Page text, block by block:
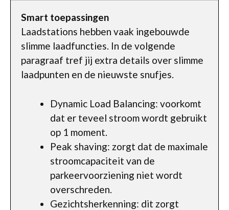
Smart toepassingen
Laadstations hebben vaak ingebouwde
slimme laadfuncties. In de volgende
paragraaf tref jij extra details over slimme
laadpunten en de nieuwste snufjes.
Dynamic Load Balancing: voorkomt
dat er teveel stroom wordt gebruikt
op 1 moment.
Peak shaving: zorgt dat de maximale
stroomcapaciteit van de
parkeervoorziening niet wordt
overschreden.
Gezichtsherkenning: dit zorgt